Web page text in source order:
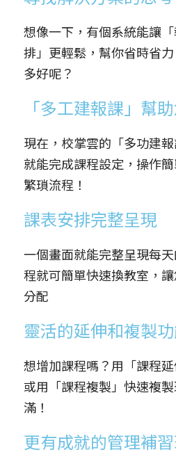
想像一下，有個系統能讓
排」更輕鬆，幫你省時省
多好呢？
「多工建報課」幫
現在，校掌雲的「多功建
就能完成課程設定，操作
繁瑣流程！
課表安排完整呈現
一個畫面就能完整呈現每
程就可簡單快速換教室，
分配
靈活的延伸和複製
想增加課程嗎？用「課程
或用「課程複製」快速複
滿！
更有成就的管理補